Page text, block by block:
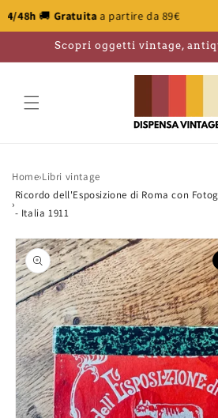
a partire da 89€
direttamente
ai contenuti
Scopri oggetti vintage,
Home›Libri vintage
›
Ricordo dell'Esposizione di Roma con
- Italia 1911
Passa alle
informazioni
sul prodotto